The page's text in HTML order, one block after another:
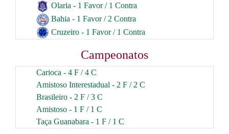
Olaria - 1 Favor / 1 Contra
Bahia - 1 Favor / 2 Contra
Cruzeiro - 1 Favor / 1 Contra
Campeonatos
Carioca - 4 F / 4 C
Amistoso Interestadual - 2 F / 2 C
Brasileiro - 2 F / 3 C
Amistoso - 1 F / 1 C
Taça Guanabara - 1 F / 1 C